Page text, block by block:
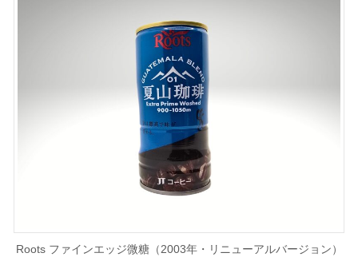
Roots ファインエッジ微糖（2003年・リニューアルバージョン）